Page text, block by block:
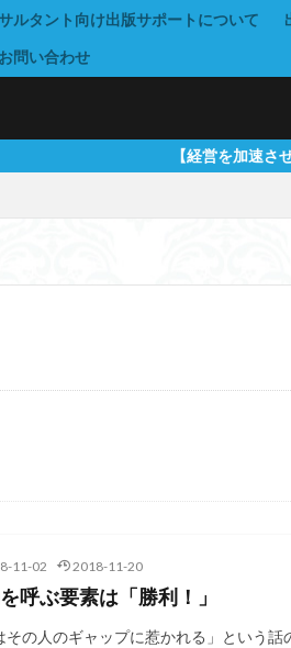
ルタント向け出版サポートについて
お問い合わせ
【経営を加速させる！】中小企業経営
11-02 2018-11-20
呼ぶ要素は「勝利！」
その人のギャップに惹かれる」という話